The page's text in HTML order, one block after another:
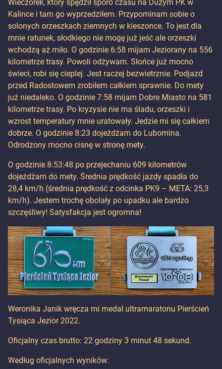
Wieczorek, który spędził sporo czasu na Dużym PK w
Kalince i tam go wyprzedziłem. Przypominam sobie o
solonych orzeszkach ziemnych w kieszonce. To jest dla
mnie ratunek, słodkiego nie mogę już jeść ale orzeszki
wchodzą aż miło. O godzinie 6:58 mijam Jeziorany na 556
kilometrze trasy. Powoli odżywam. Słońce już mocno
świeci, robi się cieplej. Jest raczej bezwietrznie. Podjazd
przed Radostowem zrobiłem całkiem sprawnie. Do mety
już niedaleko. O godzinie 7:58 mijam Dobre Miasto na 581
kilometrze trasy. Po kryzysie nie ma śladu, orzeszki i
wzrost temperatury mnie uratowały. Jedzie mi się całkiem
dobrze. O godzinie 8:23 dojeżdżam do Lubomina.
Odrodzony mocno cisnę w stronę mety.
O godzinie 8:53:48 po przejechaniu 609 kilometrów
dojeżdżam do mety. Średnia prędkość jazdy spadła do
28,4 km/h (średnia prędkość z odcinka PK9 – META: 25,3
km/h). Jestem trochę obolały po upadku ale bardzo
szczęśliwy! Satysfakcja jest ogromna!
Weronika Janik wręcza mi medal ultramaratonu Pierścień
Tysiąca Jezior 2022.
Oficjalny czas brutto: 22 godziny 3 minut 48 sekund.
Według oficjalnych wyników: